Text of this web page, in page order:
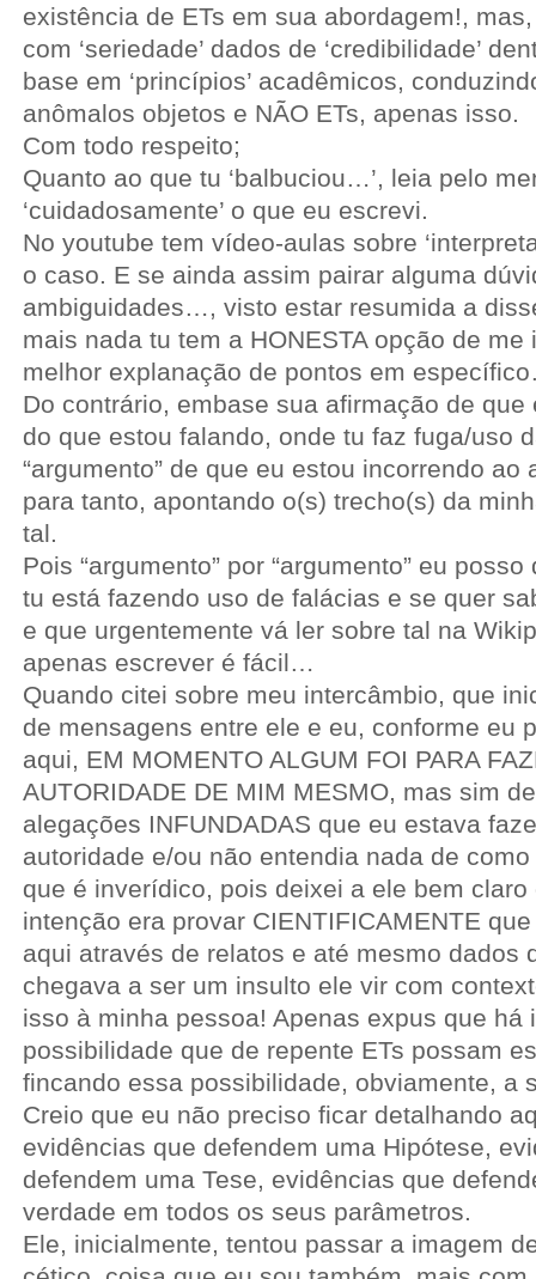
existência de ETs em sua abordagem!,
com ‘seriedade’ dados de ‘credibilidade’
base em ‘princípios’ acadêmicos,
anômalos objetos e NÃO ETs, apenas isso.
Com todo respeito;
Quanto ao que tu ‘balbuciou…’, leia pelo
‘cuidadosamente’ o que eu escrevi.
No youtube tem vídeo-aulas sobre
o caso. E se ainda assim pairar alguma
ambiguidades…, visto estar resumida a
mais nada tu tem a HONESTA opção de me
melhor explanação de pontos em
Do contrário, embase sua afirmação de
do que estou falando, onde tu faz fuga/uso
“argumento” de que eu estou incorrendo
para tanto, apontando o(s) trecho(s) da
tal.
Pois “argumento” por “argumento” eu
tu está fazendo uso de falácias e se quer
e que urgentemente vá ler sobre tal na
apenas escrever é fácil…
Quando citei sobre meu intercâmbio, que
de mensagens entre ele e eu, conforme eu
aqui, EM MOMENTO ALGUM FOI PARA
AUTORIDADE DE MIM MESMO, mas sim
alegações INFUNDADAS que eu estava
autoridade e/ou não entendia nada de
que é inverídico, pois deixei a ele bem
intenção era provar CIENTIFICAMENTE
aqui através de relatos e até mesmo dados
chegava a ser um insulto ele vir com
isso à minha pessoa! Apenas expus que há
possibilidade que de repente ETs possam
fincando essa possibilidade, obviamente, a
Creio que eu não preciso ficar detalhando
evidências que defendem uma Hipótese,
defendem uma Tese, evidências que
verdade em todos os seus parâmetros.
Ele, inicialmente, tentou passar a imagem